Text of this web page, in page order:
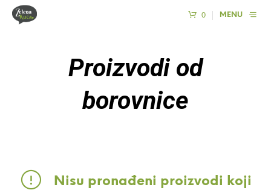
0 MENU
Proizvodi od
borovnice
Nisu pronađeni proizvodi koji